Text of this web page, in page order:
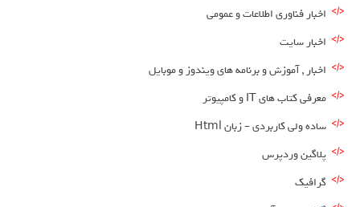
اخبار فناوری اطلاعات و عمومی
اخبار سایت
اخبار , آموزش و برنامه های ویندوز و موبایل
معرفی کتاب های IT و کامپیوتر
ساده ولی کاربردی – زبان Html
پلاگین وردپرس
گرافیک